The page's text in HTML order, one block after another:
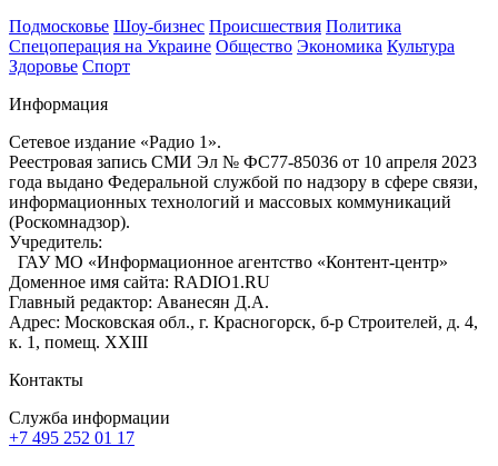
Подмосковье Шоу-бизнес Происшествия Политика
Спецоперация на Украине Общество Экономика Культура
Здоровье Спорт
Информация
Сетевое издание «Радио 1».
Реестровая запись СМИ Эл № ФС77-85036 от 10 апреля 2023
года выдано Федеральной службой по надзору в сфере связи,
информационных технологий и массовых коммуникаций
(Роскомнадзор).
Учредитель:
ГАУ МО «Информационное агентство «Контент-центр»
Доменное имя сайта: RADIO1.RU
Главный редактор: Аванесян Д.А.
Адрес: Московская обл., г. Красногорск, б-р Строителей, д. 4,
к. 1, помещ. XXIII
Контакты
Служба информации
+7 495 252 01 17